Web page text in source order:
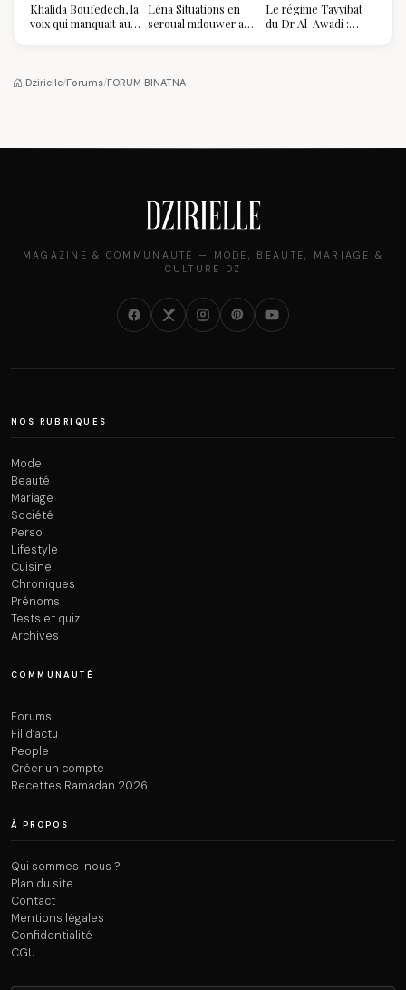
Khalida Boufedech, la
voix qui manquait au
Léna Situations en
seroual mdouwer au
pièce mode de l'été
Le régime Tayyibat
du Dr Al-Awadi :
Dzirielle/Forums/FORUM BINATNA
MAGAZINE & COMMUNAUTÉ — MODE, BEAUTÉ, MARIAGE &
CULTURE DZ
NOS RUBRIQUES
Mode
Beauté
Mariage
Société
Perso
Lifestyle
Cuisine
Chroniques
Prénoms
Tests et quiz
Archives
COMMUNAUTÉ
Forums
Fil d’actu
People
Créer un compte
Recettes Ramadan 2026
À PROPOS
Qui sommes-nous ?
Plan du site
Contact
Mentions légales
Confidentialité
CGU